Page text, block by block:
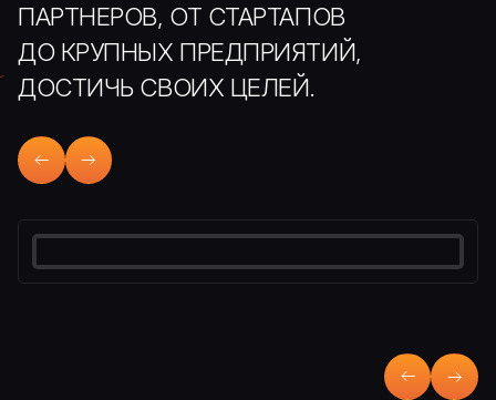
ПАРТНЕРОВ, ОТ СТАРТАПОВ
ДО КРУПНЫХ ПРЕДПРИЯТИЙ,
ДОСТИЧЬ СВОИХ ЦЕЛЕЙ.